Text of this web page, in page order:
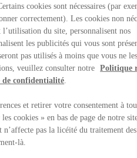
cookies sont nécessaires (par
correctement). Les cookies non
du site, personnalisent nos
les publicités qui vous sont
pas utilisés à moins que vous ne
veuillez consulter notre
Politique
confidentialité
et retirer votre consentement à
cookies » en bas de page de notre
pas la licéité du traitement des
là.